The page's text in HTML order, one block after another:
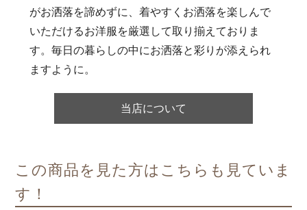
がお洒落を諦めずに、着やすくお洒落を楽しんで
いただけるお洋服を厳選して取り揃えておりま
す。毎日の暮らしの中にお洒落と彩りが添えられ
ますように。
当店について
この商品を見た方はこちらも見ていま
す！